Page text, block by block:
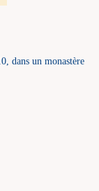
dans un monastère